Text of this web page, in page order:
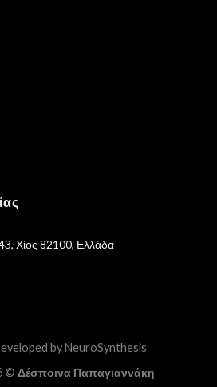
Χίος 82100, Ελλάδα
byNeuroSynthesis
© Δέσποινα Παπαγιαννάκη